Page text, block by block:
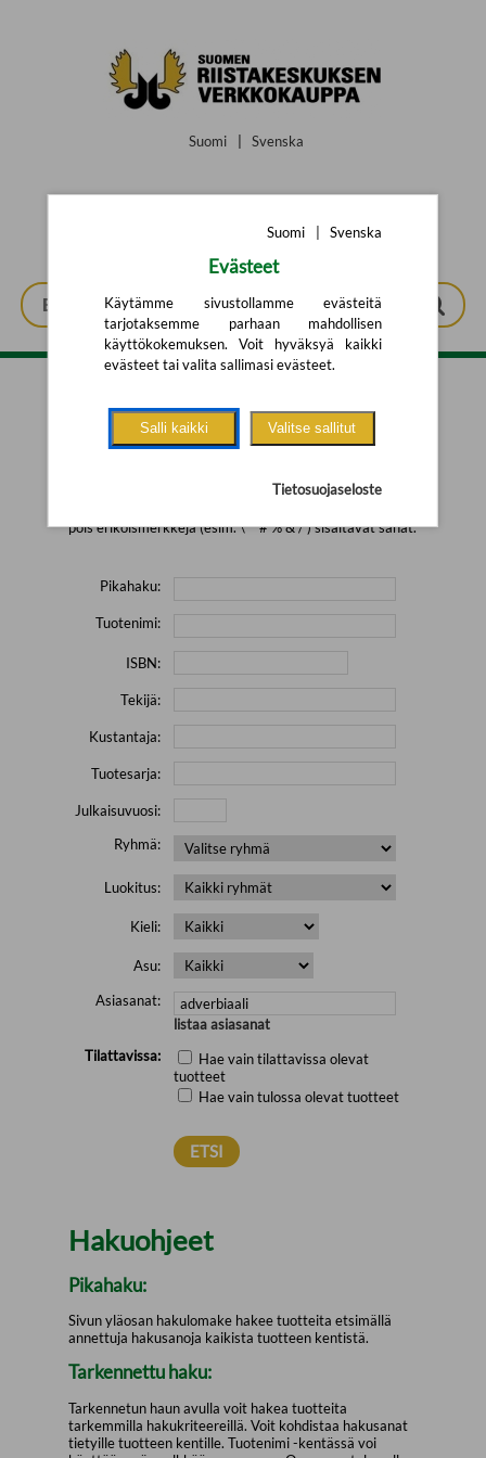
Suomi Svenska
Tarkennettu haku
pois erikoismerkkejä (esim. \' " # % & / ) sisältävät sanat.
Pikahaku:
Tuotenimi:
ISBN:
Tekijä:
Kustantaja:
Tuotesarja:
Julkaisuvuosi:
Ryhmä:
Luokitus:
Kieli:
Asu:
Asiasanat:
listaa asiasanat
Tilattavissa:
Hae vain tilattavissa olevat
tuotteet
Hae vain tulossa olevat tuotteet
Hakuohjeet
Pikahaku:
Sivun yläosan hakulomake hakee tuotteita etsimällä
annettuja hakusanoja kaikista tuotteen kentistä.
Tarkennettu haku:
Tarkennetun haun avulla voit hakea tuotteita
tarkemmilla hakukriteereillä. Voit kohdistaa hakusanat
tietyille tuotteen kentille. Tuotenimi -kentässä voi
Suomi Svenska
Evästeet
Käytämme sivustollamme evästeitä
tarjotaksemme parhaan mahdollisen
käyttökokemuksen. Voit hyväksyä kaikki
evästeet tai valita sallimasi evästeet.
Salli kaikki Valitse sallitut
Tietosuojaseloste